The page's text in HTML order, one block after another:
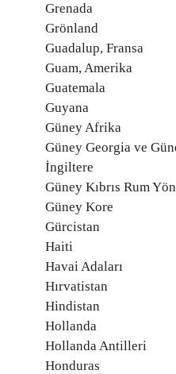
Grenada
Grönland
Guadalup, Fransa
Guam, Amerika
Guatemala
Guyana
Güney Afrika
Güney Georgia ve
İngiltere
Güney Kıbrıs Rum
Güney Kore
Gürcistan
Haiti
Havai Adaları
Hırvatistan
Hindistan
Hollanda
Hollanda Antilleri
Honduras